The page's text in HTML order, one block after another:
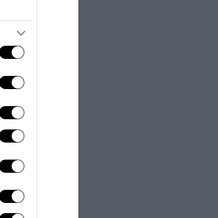
oppure
impiegata
che
altrioggetti
storico
gli
la prima
calorifico